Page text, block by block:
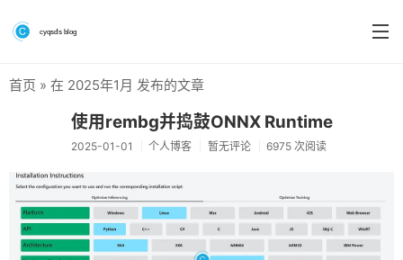
分类
硬件测评
软件
首页 » 在 2025年1月 发布的文章
使用rembg并捣鼓ONNX Runtime
2025-01-01 个人博客 暂无评论 6975 次阅读